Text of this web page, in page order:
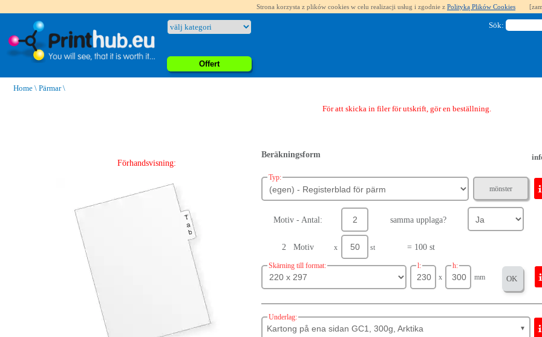
Strona korzysta z plików cookies w celu realizacji usług i zgodnie z Polityką Plików Cookies
Offert
Sök:
Home \ Pärmar\
För att skicka in filer för utskrift, gör en beställning.
Förhandsvisning:
Beräkningsform
Typ:
mönster
Motiv - Antal: samma upplaga?
2 Motiv x st = 100 st
Skärning till format:
l:
x
h:
mm
OK
Underlag:
Kartong på ena sidan GC1, 300g, Arktika ▼